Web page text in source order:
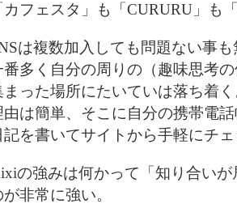
カフェスタ」も「CURURU」も
は複数加入しても問題ない事も
番多く自分の周りの（趣味思考
まった場所にたいていは落ち着く
由は簡単、そこに自分の携帯電
記を書いてサイトから手軽にチェ
の強みは何かって「知り合いが
が非常に強い。